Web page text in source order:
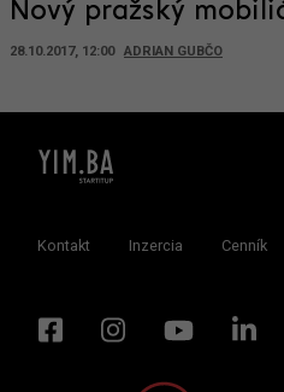
Nový pražský
28.10.2017, 12:00 ADRIAN GUBČO
Kontakt Inzercia Cenník